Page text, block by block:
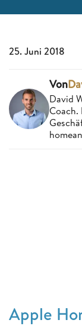
25. Juni 2018
Von
David
Coach.
Apple